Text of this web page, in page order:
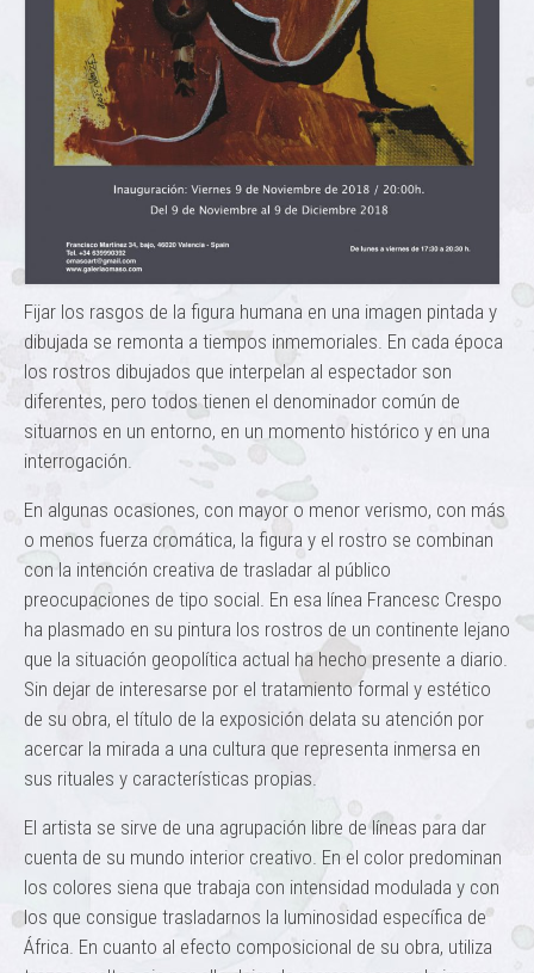
Fijar los rasgos de la figura humana en una imagen pintada y
dibujada se remonta a tiempos inmemoriales. En cada época
los rostros dibujados que interpelan al espectador son
diferentes, pero todos tienen el denominador común de
situarnos en un entorno, en un momento histórico y en una
interrogación.
En algunas ocasiones, con mayor o menor verismo, con más
o menos fuerza cromática, la figura y el rostro se combinan
con la intención creativa de trasladar al público
preocupaciones de tipo social. En esa línea Francesc Crespo
ha plasmado en su pintura los rostros de un continente lejano
que la situación geopolítica actual ha hecho presente a diario.
Sin dejar de interesarse por el tratamiento formal y estético
de su obra, el título de la exposición delata su atención por
acercar la mirada a una cultura que representa inmersa en
sus rituales y características propias.
El artista se sirve de una agrupación libre de líneas para dar
cuenta de su mundo interior creativo. En el color predominan
los colores siena que trabaja con intensidad modulada y con
los que consigue trasladarnos la luminosidad específica de
África. En cuanto al efecto composicional de su obra, utiliza